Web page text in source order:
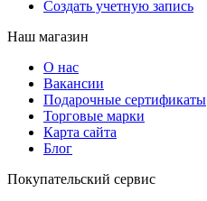
Создать учетную запись
Наш магазин
О нас
Вакансии
Подарочные сертификаты
Торговые марки
Карта сайта
Блог
Покупательский сервис